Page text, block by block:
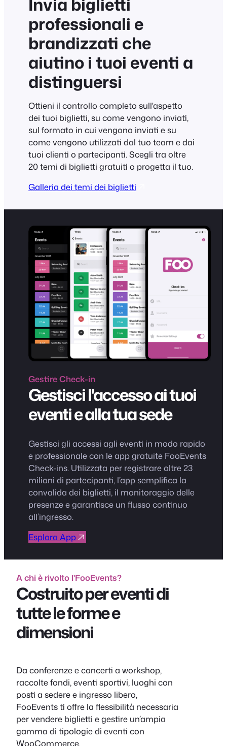
professionali e
brandizzati che
aiutino i tuoi eventi a
distinguersi
Ottieni il controllo completo sull'aspetto
dei tuoi biglietti, su come vengono inviati,
sul formato in cui vengono inviati e su
come vengono utilizzati dal tuo team e dai
tuoi clienti o partecipanti. Scegli tra oltre
20 temi di biglietti gratuiti o progetta il tuo.
Galleria dei temi dei biglietti
GestireCheck-in
Gestisci l'accesso ai tuoi
eventi e alla tua sede
Gestisci gli accessi agli eventi in modo rapido
e professionale con le app gratuite FooEvents
Check-ins. Utilizzata per registrare oltre 23
milioni di partecipanti, l’app semplifica la
convalida dei biglietti, il monitoraggio delle
presenze e garantisce un flusso continuo
all’ingresso.
Esplora App
A chi è rivolto l'FooEvents?
Costruito per eventi di
tutte le forme e
dimensioni
Da conferenze e concerti a workshop,
raccolte fondi, eventi sportivi, luoghi con
posti a sedere e ingresso libero,
FooEvents ti offre la flessibilità necessaria
per vendere biglietti e gestire un’ampia
gamma di tipologie di eventi con
WooCommerce.